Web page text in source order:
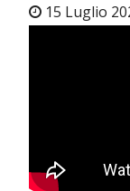
15 Luglio